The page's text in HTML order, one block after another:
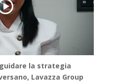
la strategia
Lavazza Group